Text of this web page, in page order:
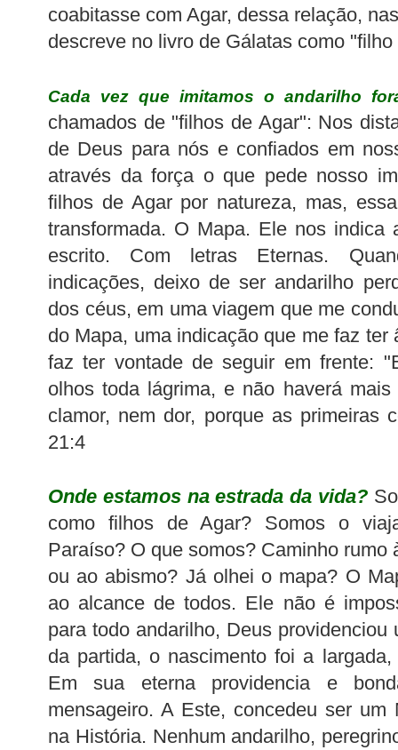
coabitasse com Agar, dessa relação,
descreve no livro de Gálatas como
Cada vez que imitamos o andarilho
chamados de "filhos de Agar": Nos
de Deus para nós e confiados em
através da força o que pede nosso
filhos de Agar por natureza, mas,
transformada. O Mapa. Ele nos indica
escrito. Com letras Eternas.
indicações, deixo de ser andarilho
dos céus, em uma viagem que me
do Mapa, uma indicação que me faz ter
faz ter vontade de seguir em frente:
olhos toda lágrima, e não haverá
clamor, nem dor, porque as primeiras
21:4
Onde estamos na estrada da vida?
como filhos de Agar? Somos o
Paraíso? O que somos? Caminho rumo
ou ao abismo? Já olhei o mapa? O
ao alcance de todos. Ele não é
para todo andarilho, Deus
da partida, o nascimento foi a
Em sua eterna providencia e
mensageiro. A Este, concedeu ser um
na História. Nenhum andarilho,